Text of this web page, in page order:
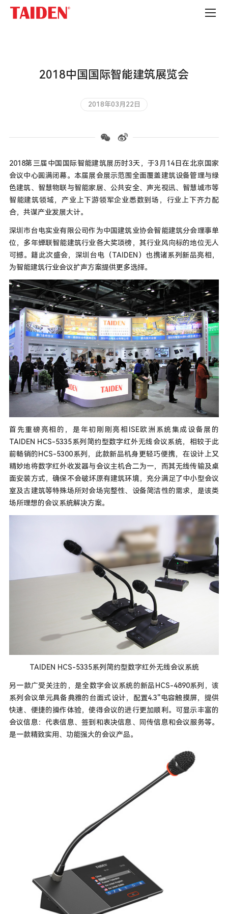
2018中国国际智能建筑展览会
2018年03月22日
2018第三届中国国际智能建筑展历时3天，于3月14日在北京国家
会议中心圆满闭幕。本届展会展示范围全面覆盖建筑设备管理与绿
色建筑、智慧物联与智能家居、公共安全、声光视讯、智慧城市等
智能建筑领域，产业上下游领军企业悉数到场，行业上下齐力配
合，共谋产业发展大计。
深圳市台电实业有限公司作为中国建筑业协会智能建筑分会理事单
位，多年蝉联智能建筑行业各大奖项榜，其行业风向标的地位无人
可撼。籍此次盛会，深圳台电（TAIDEN）也携诸系列新品亮相，
为智能建筑行业会议扩声方案提供更多选择。
首先重磅亮相的，是年初刚刚亮相ISE欧洲系统集成设备展的
TAIDEN HCS-5335系列简约型数字红外无线会议系统，相较于此
前畅销的HCS-5300系列，此款新品机身更轻巧便携，在设计上又
精妙地将数字红外收发器与会议主机合二为一，而其无线传输及桌
面安装方式，确保不会破坏原有建筑环境，充分满足了中小型会议
室及古建筑等特殊场所对会场完整性、设备简洁性的需求，是该类
场所理想的会议系统解决方案。
TAIDEN HCS-5335系列简约型数字红外无线会议系统
另一款广受关注的，是全数字会议系统的新品HCS-4890系列，该
系列会议单元具备典雅的台面式设计，配置4.3''电容触摸屏，提供
快速、便捷的操作体验，使得会议的进行更加顺利。可显示丰富的
会议信息：代表信息、签到和表决信息、同传信息和会议服务等。
是一款精致实用、功能强大的会议产品。